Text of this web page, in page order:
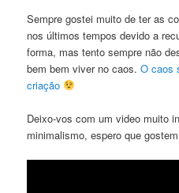
Sempre gostei muito de ter as
nos últimos tempos devido a
forma, mas tento sempre não
bem bem viver no caos. O caos
criação
Deixo-vos com um video muito
minimalismo, espero que gostem